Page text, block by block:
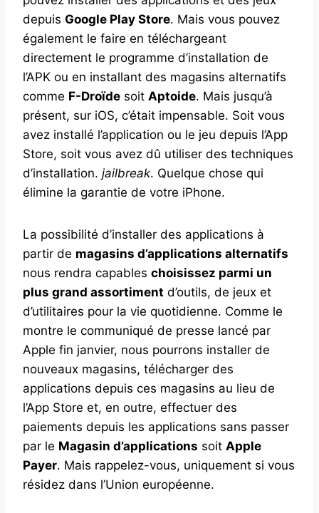
depuis Google Play Store. Mais vous pouvez
également le faire en téléchargeant
directement le programme d’installation de
l’APK ou en installant des magasins alternatifs
comme F-Droïde soit Aptoide. Mais jusqu’à
présent, sur iOS, c’était impensable. Soit vous
avez installé l’application ou le jeu depuis l’App
Store, soit vous avez dû utiliser des techniques
d’installation. jailbreak. Quelque chose qui
élimine la garantie de votre iPhone.
La possibilité d’installer des applications à
partir de magasins d’applications alternatifs
nous rendra capables choisissez parmi un
plus grand assortiment d’outils, de jeux et
d’utilitaires pour la vie quotidienne. Comme le
montre le communiqué de presse lancé par
Apple fin janvier, nous pourrons installer de
nouveaux magasins, télécharger des
applications depuis ces magasins au lieu de
l’App Store et, en outre, effectuer des
paiements depuis les applications sans passer
par le Magasin d’applications soit Apple
Payer. Mais rappelez-vous, uniquement si vous
résidez dans l’Union européenne.